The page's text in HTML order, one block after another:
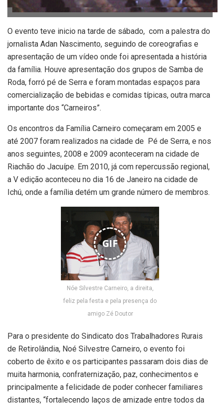
O evento teve inicio na tarde de sábado, com a palestra do
jornalista Adan Nascimento, seguindo de coreografias e
apresentação de um vídeo onde foi apresentada a história
da família. Houve apresentação dos grupos de Samba de
Roda, forró pé de Serra e foram montadas espaços para
comercialização de bebidas e comidas típicas, outra marca
importante dos “Carneiros”.
Os encontros da Família Carneiro começaram em 2005 e
até 2007 foram realizados na cidade de Pé de Serra, e nos
anos seguintes, 2008 e 2009 aconteceram na cidade de
Riachão do Jacuípe. Em 2010, já com repercussão regional,
a V edição aconteceu no dia 16 de Janeiro na cidade de
Ichú, onde a família detém um grande número de membros.
GIF
Nóe Silvestre Carneiro, a direita,
feliz pela festa e pela presença do
amigo Zé Doutor
Para o presidente do Sindicato dos Trabalhadores Rurais
de Retirolândia, Noé Silvestre Carneiro, o evento foi
coberto de êxito e os participantes passaram dois dias de
muita harmonia, confraternização, paz, conhecimentos e
principalmente a felicidade de poder conhecer familiares
distantes, “fortalecendo laços de amizade entre todos da